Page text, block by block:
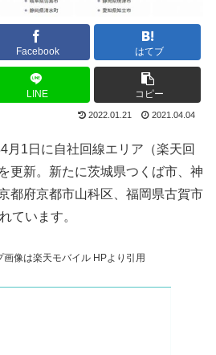
Facebook はてブ
LINE コピー
2022.01.21 2021.04.04
月1日に自社回線エリア（楽天回
更新。新たに茨城県つくば市、神
都府京都市山科区、福岡県古賀市
ています。
像は楽天モバイル HPより引用